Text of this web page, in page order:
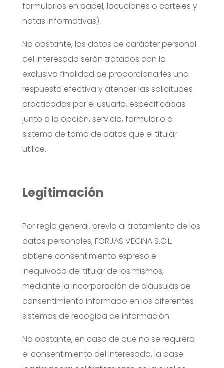
formularios en papel, locuciones o carteles y
notas informativas).
No obstante, los datos de carácter personal
del interesado serán tratados con la
exclusiva finalidad de proporcionarles una
respuesta efectiva y atender las solicitudes
practicadas por el usuario, especificadas
junto a la opción, servicio, formulario o
sistema de toma de datos que el titular
utilice.
Legitimación
Por regla general, previo al tratamiento de los
datos personales, FORJAS VECINA S.C.L.
obtiene consentimiento expreso e
inequívoco del titular de los mismos,
mediante la incorporación de cláusulas de
consentimiento informado en los diferentes
sistemas de recogida de información.
No obstante, en caso de que no se requiera
el consentimiento del interesado, la base